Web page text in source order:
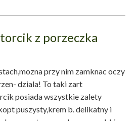
z porzeczka
przy nim zamknac oczy
dziala! To taki zart
posiada wszystkie zalety
puszysty,krem b. delikatny i